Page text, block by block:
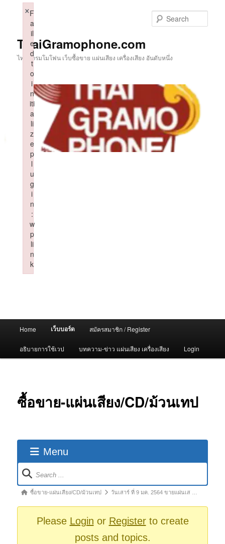
ThaiGramophone.com
ไทยแกรมโมโฟน เว็บซื้อขาย แผ่นเสียง เครื่องเสียง อันดับหนึ่ง
Home เว็บบอร์ด สมัครสมาชิก / Register
อธิบายการใช้เวป บทความ-ข่าว แผ่นเสียง เครื่องเสียง Login
ซื้อขาย-แผ่นเสียง/CD/ม้วนเทป
Menu
Forum
Navigation
Forumซื้อขาย-แผ่นเสียง/CD/ม้วนเทป วันเสาร์ ที่ 9 มค. 2564 ขายแผ่นเส …
Please Login or Registerto create
posts and topics.
F
a
il
e
d
t
o
i
n
iti
a
li
z
e
p
l
u
g
i
n
:
w
p
li
n
k
×
Failed to initialize plugin: wplink